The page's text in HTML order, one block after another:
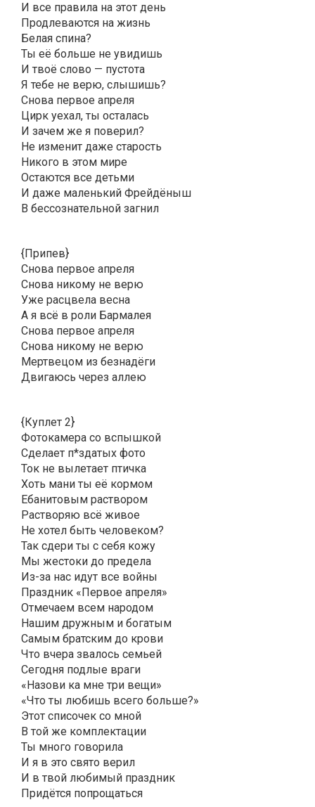
И все правила на этот день
Продлеваются на жизнь
Белая спина?
Ты её больше не увидишь
И твоё слово — пустота
Я тебе не верю, слышишь?
Снова первое апреля
Цирк уехал, ты осталась
И зачем же я поверил?
Не изменит даже старость
Никого в этом мире
Остаются все детьми
И даже маленький Фрейдёныш
В бессознательной загнил
{Припев}
Снова первое апреля
Снова никому не верю
Уже расцвела весна
А я всё в роли Бармалея
Снова первое апреля
Снова никому не верю
Мертвецом из безнадёги
Двигаюсь через аллею
{Куплет 2}
Фотокамера со вспышкой
Сделает п*здатых фото
Ток не вылетает птичка
Хоть мани ты её кормом
Ебанитовым раствором
Растворяю всё живое
Не хотел быть человеком?
Так сдери ты с себя кожу
Мы жестоки до предела
Из-за нас идут все войны
Праздник «Первое апреля»
Отмечаем всем народом
Нашим дружным и богатым
Самым братским до крови
Что вчера звалось семьей
Сегодня подлые враги
«Назови ка мне три вещи»
«Что ты любишь всего больше?»
Этот списочек со мной
В той же комплектации
Ты много говорила
И я в это свято верил
И в твой любимый праздник
Придётся попрощаться